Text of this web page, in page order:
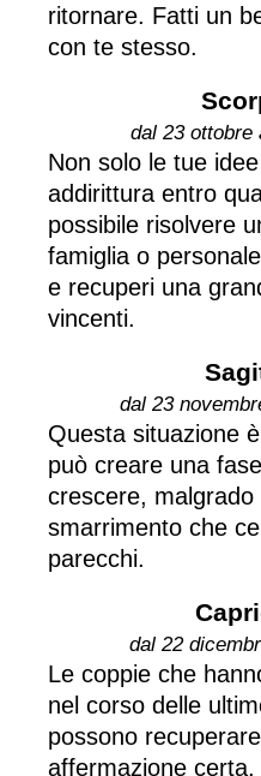
ritornare. Fatti un
con te stesso.
dal 23 ottobre
Non solo le tue
addirittura entro
possibile risolvere
famiglia o
e recuperi una
vincenti.
dal 23
Questa situazione
può creare una
crescere,
smarrimento che
parecchi.
dal 22
Le coppie che
nel corso delle
possono
affermazione